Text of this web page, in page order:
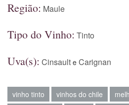
Região: Maule
Tipo do Vinho: Tinto
Uva(s): Cinsault e Carignan
vinho tinto vinhos do chile